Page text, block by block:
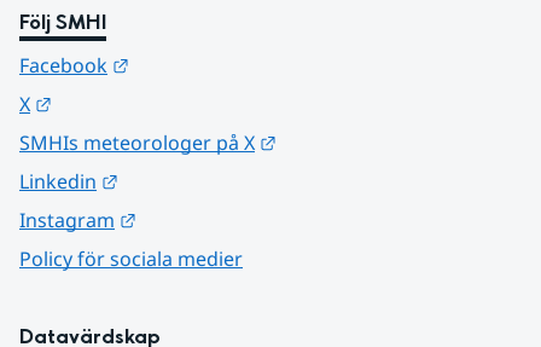
Följ SMHI
Facebook
X
SMHIs meteorologer på X
Linkedin
Instagram
Policy för sociala medier
Datavärdskap